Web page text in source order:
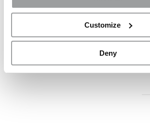
Customize
Deny